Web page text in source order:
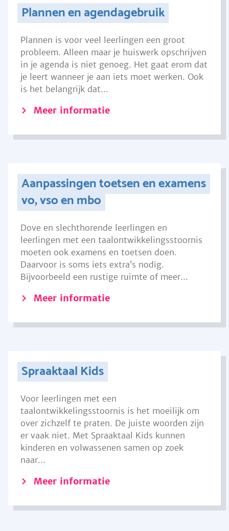
Plannen en agendagebruik
Plannen is voor veel leerlingen een groot
probleem. Alleen maar je huiswerk opschrijven
in je agenda is niet genoeg. Het gaat erom dat
je leert wanneer je aan iets moet werken. Ook
is het belangrijk dat...
Meer informatie
Aanpassingen toetsen en examens
vo, vso en mbo
Dove en slechthorende leerlingen en
leerlingen met een taalontwikkelingsstoornis
moeten ook examens en toetsen doen.
Daarvoor is soms iets extra’s nodig.
Bijvoorbeeld een rustige ruimte of meer...
Meer informatie
Spraaktaal Kids
Voor leerlingen met een
taalontwikkelingsstoornis is het moeilijk om
over zichzelf te praten. De juiste woorden zijn
er vaak niet. Met Spraaktaal Kids kunnen
kinderen en volwassenen samen op zoek
naar...
Meer informatie